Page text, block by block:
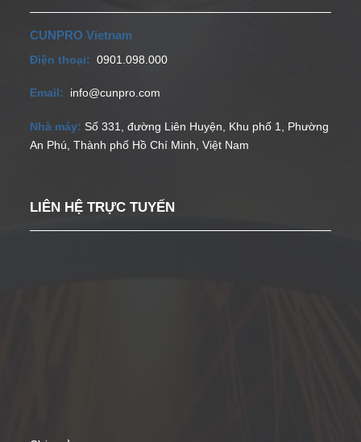
CUNPRO Vietnam
Điện thoại: 0901.098.000
Email: info@cunpro.com
Nhà máy: Số 331, đường Liên Huyện, Khu phố 1, Phường
An Phú, Thành phố Hồ Chí Minh, Việt Nam
LIÊN HỆ TRỰC TUYẾN